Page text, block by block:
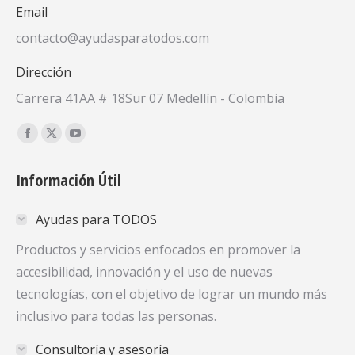
Email
contacto@ayudasparatodos.com
Dirección
Carrera 41AA # 18Sur 07 Medellín - Colombia
Encuéntranos en:
Facebook
opens
new
window
X
opens
new
window
YouTube
opens
new
window
Información Útil
Ayudas para TODOS
Productos y servicios enfocados en promover la
accesibilidad, innovación y el uso de nuevas
tecnologías, con el objetivo de lograr un mundo más
inclusivo para todas las personas.
Consultoría y asesoría